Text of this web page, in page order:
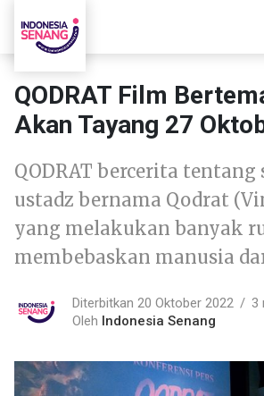
QODRAT Film
Akan Tayang 27
QODRAT bercerita tentang
ustadz bernama Qodrat
yang melakukan banyak
membebaskan manusia
Diterbitkan 20 Oktober 2022
3
Oleh Indonesia Senang